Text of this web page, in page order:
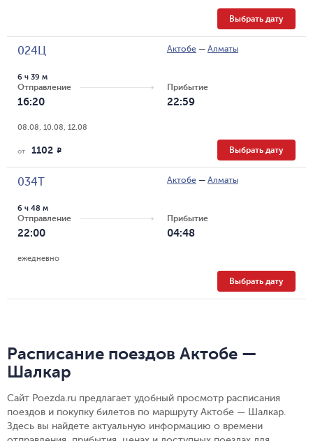
Выбрать дату
024Ц Актобе — Алматы
Отправление
16:20
6 ч 39 м
Прибытие
22:59
08.08, 10.08, 12.08
от 1102 R Выбрать дату
034Т Актобе — Алматы
Отправление
22:00
6 ч 48 м
Прибытие
04:48
ежедневно
Выбрать дату
Расписание поездов Актобе —
Шалкар
Сайт Poezda.ru предлагает удобный просмотр расписания
поездов и покупку билетов по маршруту Актобе — Шалкар.
Здесь вы найдете актуальную информацию о времени